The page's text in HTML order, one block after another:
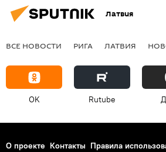
Латвия
ВСЕ НОВОСТИ РИГА ЛАТВИЯ
OK Rutube
О проекте Контакты Правила